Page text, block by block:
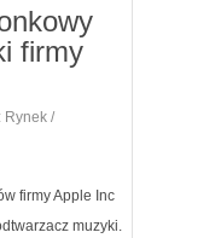
firmy
Rynek /
firmy Apple Inc
muzyki.